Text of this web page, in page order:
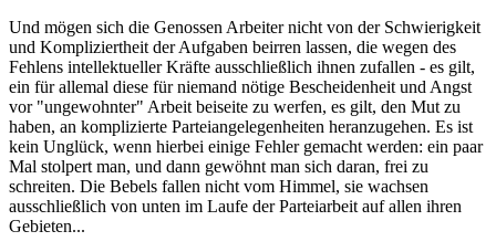
Und mögen sich die Genossen Arbeiter nicht von der Schwierigkeit
und Kompliziertheit der Aufgaben beirren lassen, die wegen des
Fehlens intellektueller Kräfte ausschließlich ihnen zufallen - es gilt,
ein für allemal diese für niemand nötige Bescheidenheit und Angst
vor "ungewohnter" Arbeit beiseite zu werfen, es gilt, den Mut zu
haben, an komplizierte Parteiangelegenheiten heranzugehen. Es ist
kein Unglück, wenn hierbei einige Fehler gemacht werden: ein paar
Mal stolpert man, und dann gewöhnt man sich daran, frei zu
schreiten. Die Bebels fallen nicht vom Himmel, sie wachsen
ausschließlich von unten im Laufe der Parteiarbeit auf allen ihren
Gebieten...